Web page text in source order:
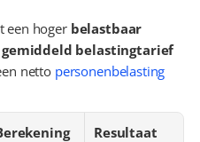
een hoger belastbaar
gemiddeld belastingtarief
netto personenbelasting
Resultaat